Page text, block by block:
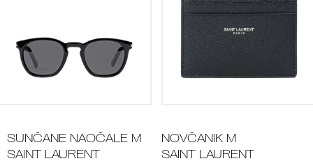
SUNČANE NAOČALE M
SAINT LAURENT
NOVČANIK M
SAINT LAURENT